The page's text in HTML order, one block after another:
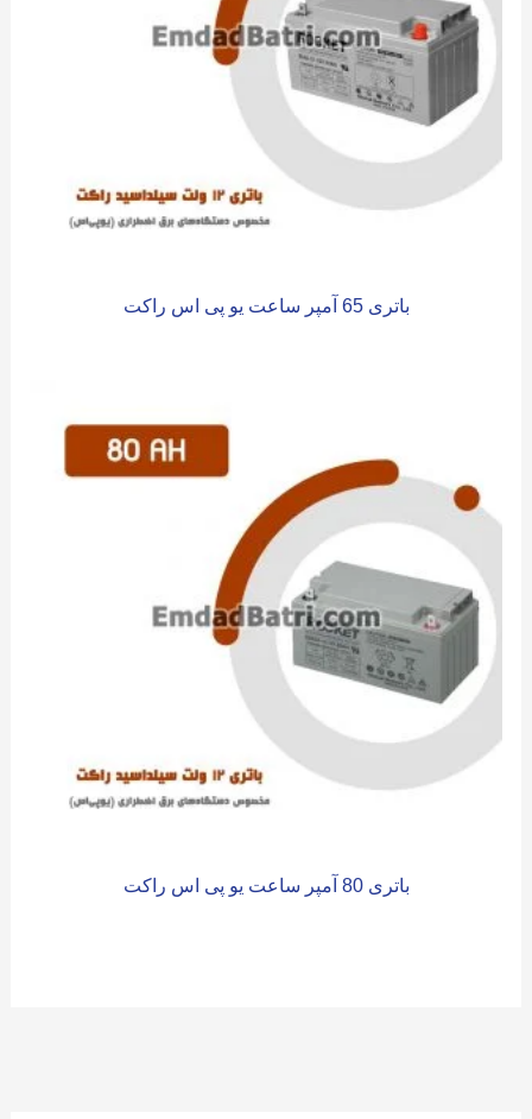
باتری 65 آمپر ساعت یو پی اس راکت
باتری 80 آمپر ساعت یو پی اس راکت